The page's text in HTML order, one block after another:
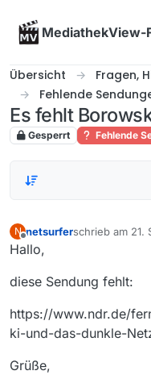
MediathekView-
Übersicht
Fragen,
Fehlende
Es fehlt
Gesperrt Fehlende
N
Offline
netsurferschrieb am 21.
zuletzt editiert
Hallo,
diese Sendung fehlt:
https://www.ndr.de/
ki-und-das-dunkle-
Grüße,